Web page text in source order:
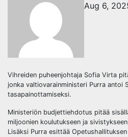
Aug 6,
Vihreiden puheenjohtaja Sofia Virta
jonka valtiovarainministeri Purra antoi
tasapainottamiseksi.
Ministeriön budjettiehdotus pitää
miljoonien koulutukseen ja
Lisäksi Purra esittää